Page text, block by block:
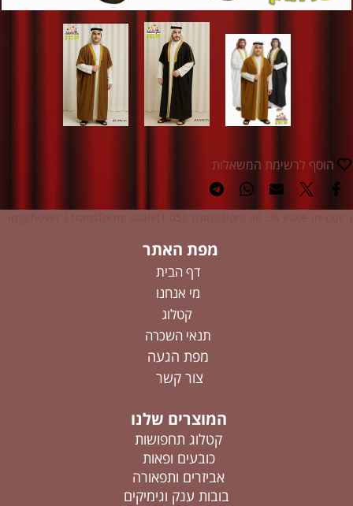
הוסף לרשימת המשאלות
מפת האתר
דף הבית
מי אנחנו
קטלוג
תנאי השכרה
מפת הגעה
צור קשר
המוצרים שלנו
קטלוג תחפושות
כובעים ופאות
אביזרים ותפאורה
בובות ענק וגימיקים